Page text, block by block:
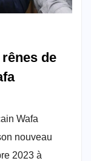
de
Wafa
nouveau
2023 à